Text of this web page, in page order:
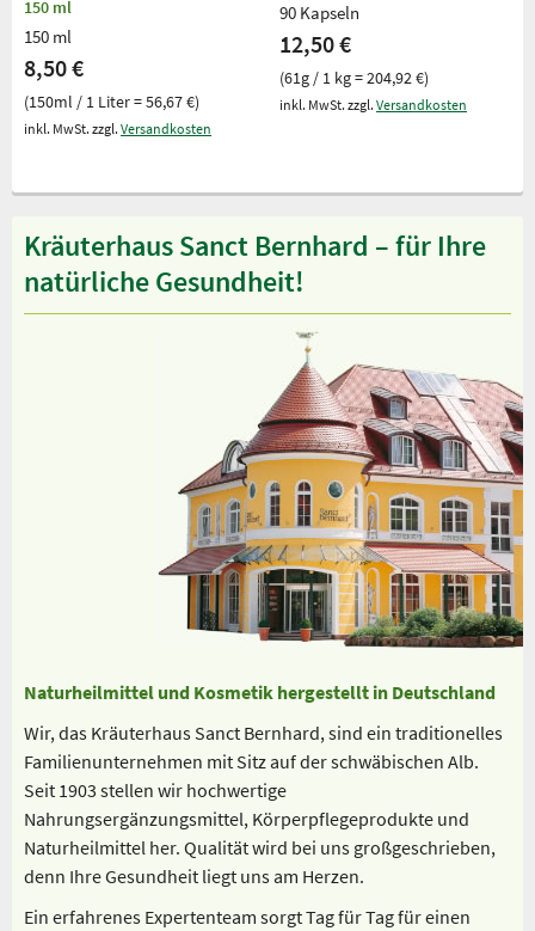
150 ml
150 ml
8,50 €
(150ml / 1 Liter = 56,67 €)
inkl. MwSt. zzgl. Versandkosten
90 Kapseln
12,50 €
(61g / 1 kg = 204,92 €)
inkl. MwSt. zzgl. Versandkosten
Kräuterhaus Sanct Bernhard – für Ihre
natürliche Gesundheit!
Naturheilmittel und Kosmetik hergestellt in Deutschland
Wir, das Kräuterhaus Sanct Bernhard, sind ein traditionelles
Familienunternehmen mit Sitz auf der schwäbischen Alb.
Seit 1903 stellen wir hochwertige
Nahrungsergänzungsmittel, Körperpflegeprodukte und
Naturheilmittel her. Qualität wird bei uns großgeschrieben,
denn Ihre Gesundheit liegt uns am Herzen.
Ein erfahrenes Expertenteam sorgt Tag für Tag für einen